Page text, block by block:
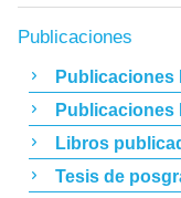
Publicaciones
Publicaciones
Publicaciones
Libros
Tesis de